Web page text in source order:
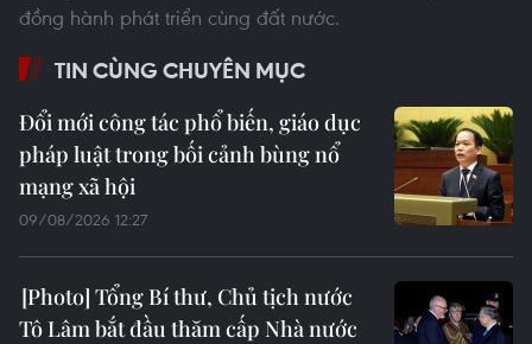
đồng hành phát triển cùng đất nước.
TIN CÙNG CHUYÊN MỤC
Đổi mới công tác phổ biến, giáo dục
pháp luật trong bối cảnh bùng nổ
mạng xã hội
09/08/2026 12:27
Tổng Bí thư, Chủ tịch nước
Tô Lâm bắt đầu thăm cấp Nhà nước